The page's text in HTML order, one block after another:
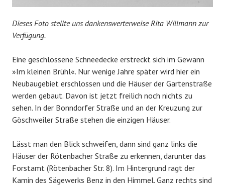
Dieses Foto stellte uns dankenswerterweise Rita Willmann zur
Verfügung.
Eine geschlossene Schneedecke erstreckt sich im Gewann
»Im kleinen Brühl«. Nur wenige Jahre später wird hier ein
Neubaugebiet erschlossen und die Häuser der Gartenstraße
werden gebaut. Davon ist jetzt freilich noch nichts zu
sehen. In der Bonndorfer Straße und an der Kreuzung zur
Göschweiler Straße stehen die einzigen Häuser.
Lässt man den Blick schweifen, dann sind ganz links die
Häuser der Rötenbacher Straße zu erkennen, darunter das
Forstamt (Rötenbacher Str. 8). Im Hintergrund ragt der
Kamin des Sägewerks Benz in den Himmel. Ganz rechts sind